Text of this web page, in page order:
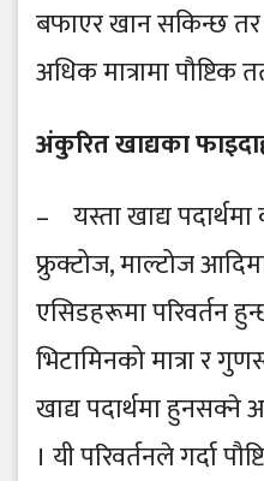
बफाएर खान सकिन्छ
अधिक मात्रामा पौष्टिक
अंकुरित खाद्यका
– यस्ता खाद्य पदार्थमा
फ्रुक्टोज, माल्टोज
एसिडहरूमा परिवर्तन
भिटामिनको मात्रा र
खाद्य पदार्थमा हुनसक्ने
। यी परिवर्तनले गर्दा